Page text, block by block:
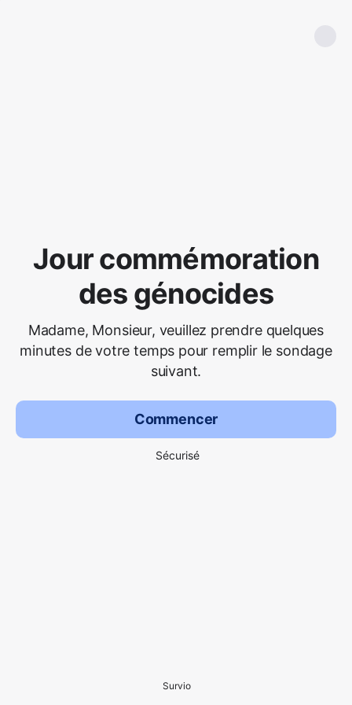
Jour commémoration
des génocides
Madame, Monsieur, veuillez prendre quelques
minutes de votre temps pour remplir le sondage
suivant.
Commencer
Sécurisé
Survio